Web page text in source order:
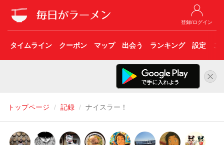
登録/ログイン
タイムライン クーポン マップ 出会う ランキング 設定 こ
トップページ 記録 ナイスラー！